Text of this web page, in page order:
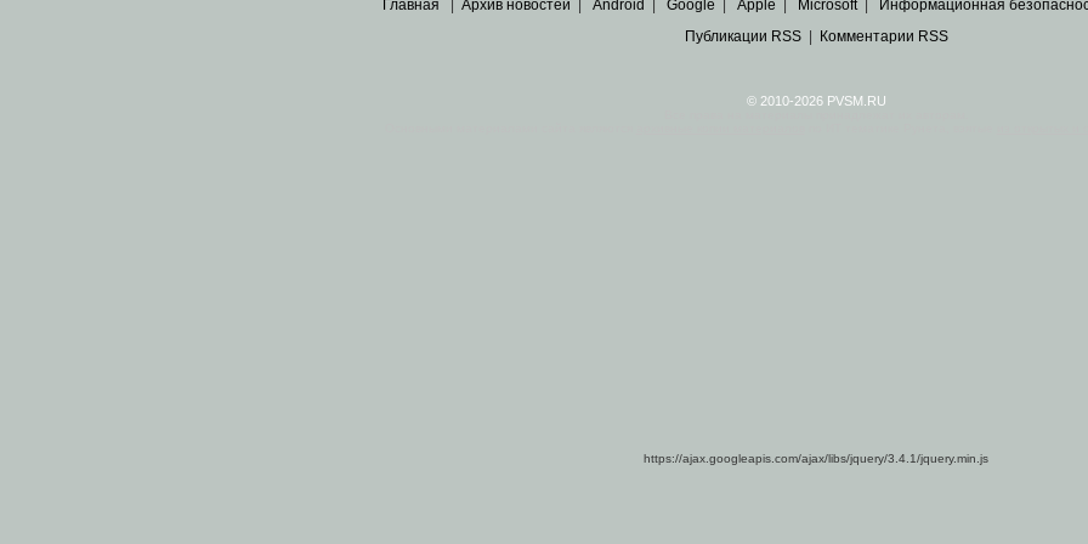
Главная Архив новостей Android Google Apple Microsoft| Информационная
Публикации RSS| Комментарии RSS
© 2010-2026 PVSM.RU
https://ajax.googleapis.com/ajax/libs/jquery/3.4.1/jquery.min.js